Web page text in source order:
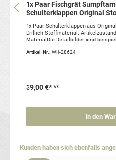
1x Paar Fischgrät
Schulterklappen Original
1x Paar Schulterklappen aus
Drillich Stoffmaterial.
MaterialDie Detailbilder sind
Artikel-Nr.: WH-28624
39,00 €***
In den
Produktgalerie überspringen
Kunden haben sich ebenfalls